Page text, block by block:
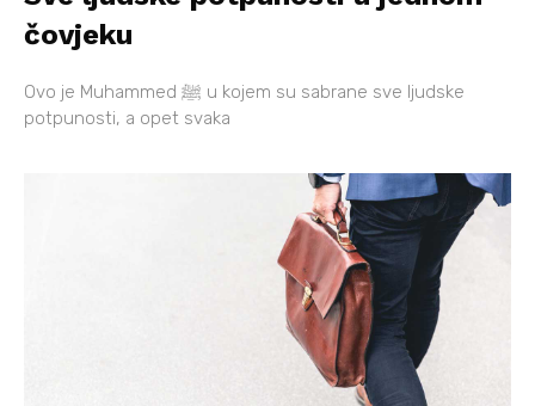
čovjeku
Ovo je Muhammed ﷺ u kojem su sabrane sve ljudske
potpunosti, a opet svaka